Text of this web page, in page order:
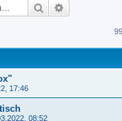
Suche
17:46
08:52